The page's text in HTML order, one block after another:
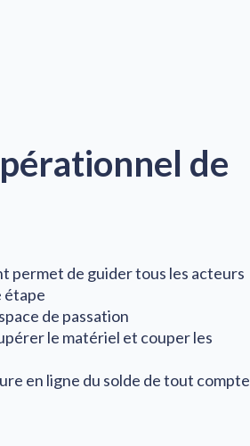
de
permet de guider tous les acteurs
étape
de passation
le matériel et couper les
en ligne du solde de tout compte